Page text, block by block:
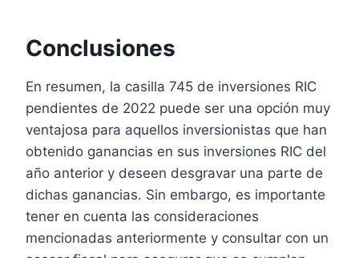
Conclusiones
En resumen, la casilla 745 de inversiones RIC
pendientes de 2022 puede ser una opción muy
ventajosa para aquellos inversionistas que han
obtenido ganancias en sus inversiones RIC del
año anterior y deseen desgravar una parte de
dichas ganancias. Sin embargo, es importante
tener en cuenta las consideraciones
mencionadas anteriormente y consultar con un